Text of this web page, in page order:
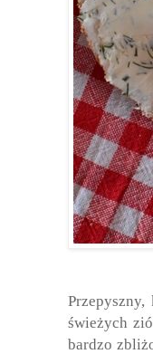
świeżych
bardzo